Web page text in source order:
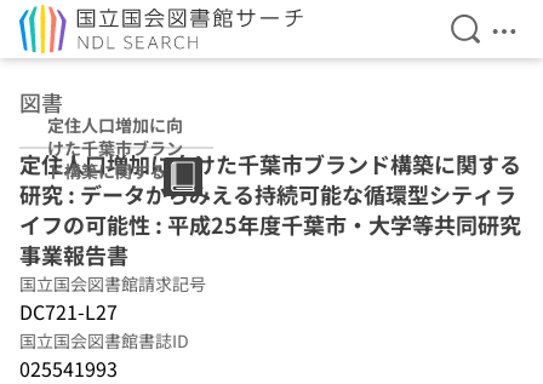
検索を
メ
図書
定住人口増加に向
けた千葉市ブラン
ド構築に関する研
究 : データからみ
える持続可能な循
環型シティライフ
の可能性 : 平成25
年度千葉市・大学
等共同研究事業報
告書
定住人口増加に向けた千葉市ブランド構築に関する
研究 : データからみえる持続可能な循環型シティラ
イフの可能性 : 平成25年度千葉市・大学等共同研究
事業報告書
国立国会図書館請求記号
DC721-L27
国立国会図書館書誌ID
025541993